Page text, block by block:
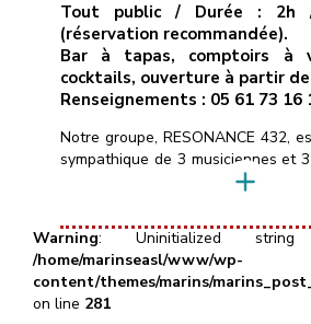
Tout public / Durée :
(réservation recommandée).
Bar à tapas, comptoirs à
cocktails, ouverture à partir de
Renseignements : 05 61 73 16
Notre groupe, RESONANCE 432,
sympathique de 3 musiciennes et
d’horizons différents, et
réinterprétons un répertoire
rock des dernières décennies
dynamiques (Eurythmics,
musiques plus intimistes
Head, Portishead…) ainsi que […]
Warning: Uninitialized
/home/marinseasl/www/wp-
content/themes/marins/
on line 281